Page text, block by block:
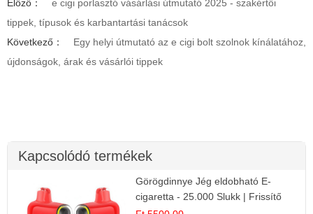
Előző：
e cigi porlasztó vásárlási útmutató 2025 - szakértői
tippek, típusok és karbantartási tanácsok
Következő：
Egy helyi útmutató az e cigi bolt szolnok kínálatához,
újdonságok, árak és vásárlói tippek
Kapcsolódó termékek
Görögdinnye Jég eldobható E-
cigaretta - 25.000 Slukk | Frissítő